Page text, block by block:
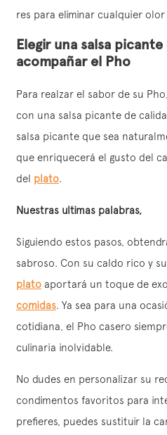
res para eliminar cualquier olor
Elegir una salsa
acompañar el Pho
Para realzar el sabor de su
con una salsa picante de
salsa picante que sea
que enriquecerá el gusto del
del plato.
Nuestras ultimas palabras,
Siguiendo estos pasos,
sabroso. Con su caldo rico y
plato aportará un toque de
comidas. Ya sea para una
cotidiana, el Pho casero
culinaria inolvidable.
No dudes en personalizar su
condimentos favoritos para
prefieres, puedes sustituir la